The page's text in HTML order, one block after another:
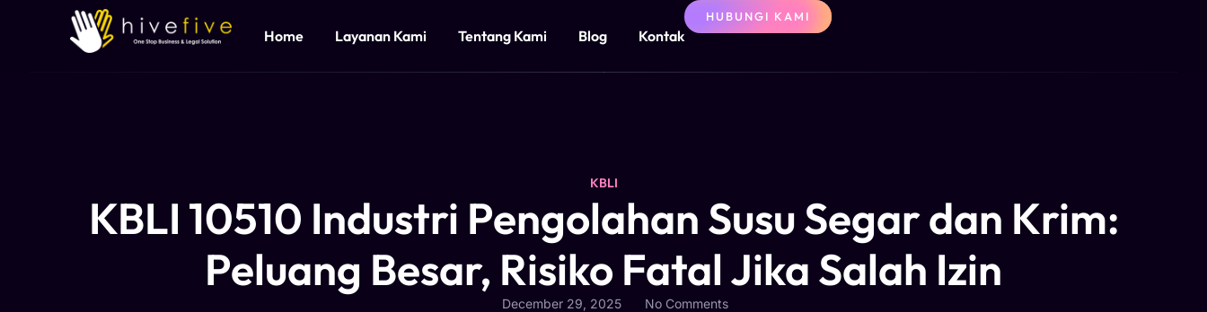
Home Layanan Kami Tentang Kami Blog Kontak
HUBUNGI KAMI
KBLI
KBLI 10510 Industri Pengolahan Susu Segar dan Krim:
Peluang Besar, Risiko Fatal Jika Salah Izin
December 29, 2025 No Comments